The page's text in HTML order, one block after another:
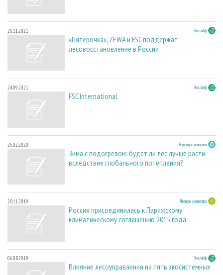
25.11.2021 Эколайф
«Пятерочка», ZEWA и FSC поддержат
лесовосстановление в России
24.09.2021 Эколайф
FSC International
25.02.2020 В центре внимания
Зима с подогревом: будет ли лес лучше расти
вследствие глобального потепления?
28.11.2019 Лесное хозяйство
Россия присоединилась к Парижскому
климатическому соглашению 2015 года
06.08.2019 Эколайф
Влияние лесоуправления на пять экосистемных